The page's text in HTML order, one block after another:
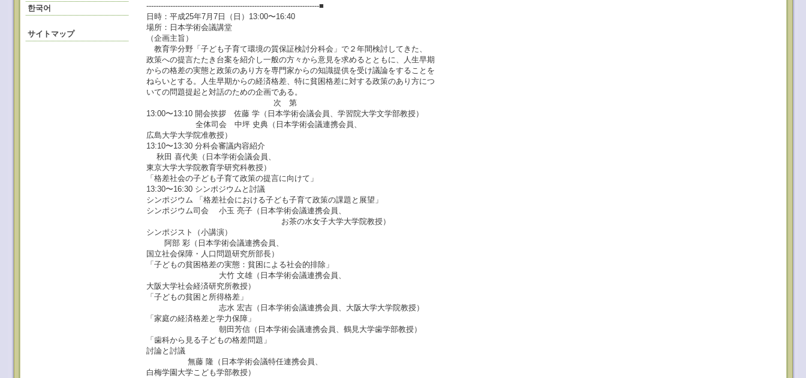
한국어
サイトマップ
------------------------------------------------------------------------■
日時：平成25年7月7日（日）13:00〜16:40
場所：日本学術会議講堂
（企画主旨）
教育学分野「子ども子育て環境の質保証検討分科会」で２年間検討してきた、
政策への提言たたき台案を紹介し一般の方々から意見を求めるとともに、人生早期
からの格差の実態と政策のあり方を専門家からの知識提供を受け議論をすることを
ねらいとする。人生早期からの経済格差、特に貧困格差に対する政策のあり方につ
いての問題提起と対話のための企画である。
次 第
13:00〜13:10 開会挨拶 佐藤 学（日本学術会議会員、学習院大学文学部教授）
全体司会 中坪 史典（日本学術会議連携会員、
広島大学大学院准教授）
13:10〜13:30 分科会審議内容紹介
秋田 喜代美（日本学術会議会員、
東京大学大学院教育学研究科教授）
「格差社会の子ども子育て政策の提言に向けて」
13:30〜16:30 シンポジウムと討議
シンポジウム 「格差社会における子ども子育て政策の課題と展望」
シンポジウム司会 小玉 亮子（日本学術会議連携会員、
お茶の水女子大学大学院教授）
シンポジスト（小講演）
阿部 彩（日本学術会議連携会員、
国立社会保障・人口問題研究所部長）
「子どもの貧困格差の実態：貧困による社会的排除」
大竹 文雄（日本学術会議連携会員、
大阪大学社会経済研究所教授）
「子どもの貧困と所得格差」
志水 宏吉（日本学術会議連携会員、大阪大学大学院教授）
「家庭の経済格差と学力保障」
朝田芳信（日本学術会議連携会員、鶴見大学歯学部教授）
「歯科から見る子どもの格差問題」
討論と討議
無藤 隆（日本学術会議特任連携会員、
白梅学園大学こども学部教授）